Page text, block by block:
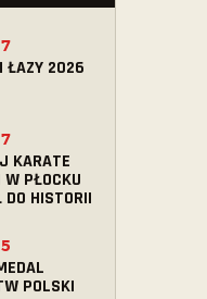
ŁAZY 2026
KARATE
W PŁOCKU
DO HISTORII
POLSKI